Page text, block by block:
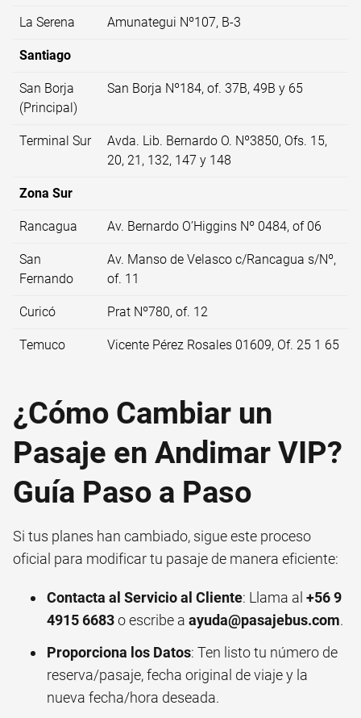
La Serena Amunategui Nº107, B-3
Santiago
San Borja
(Principal)
San Borja Nº184, of. 37B, 49B y 65
Terminal Sur
Avda. Lib. Bernardo O. Nº3850, Ofs. 15,
20, 21, 132, 147 y 148
Zona Sur
Rancagua Av. Bernardo O’Higgins Nº 0484, of 06
San
Fernando
Av. Manso de Velasco c/Rancagua s/Nº,
of. 11
Curicó Prat Nº780, of. 12
Temuco Vicente Pérez Rosales 01609, Of. 25 1 65
¿Cómo Cambiar un
Pasaje en Andimar VIP?
Guía Paso a Paso
Si tus planes han cambiado, sigue este proceso
oficial para modificar tu pasaje de manera eficiente:
Contacta al Servicio al Cliente: Llama al +56 9
4915 6683o escribe a ayuda@pasajebus.com.
Proporciona los Datos: Ten listo tu número de
reserva/pasaje, fecha original de viaje y la
nueva fecha/hora deseada.